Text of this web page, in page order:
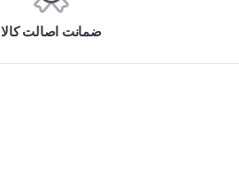
ضمانت اصالت کالا